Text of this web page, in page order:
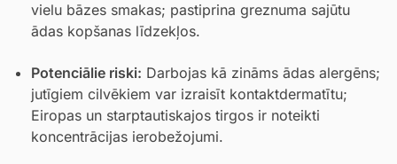
vielu bāzes smakas; pastiprina greznuma sajūtu
ādas kopšanas līdzekļos.
Potenciālie riski: Darbojas kā zināms ādas alergēns;
jutīgiem cilvēkiem var izraisīt kontaktdermatītu;
Eiropas un starptautiskajos tirgos ir noteikti
koncentrācijas ierobežojumi.